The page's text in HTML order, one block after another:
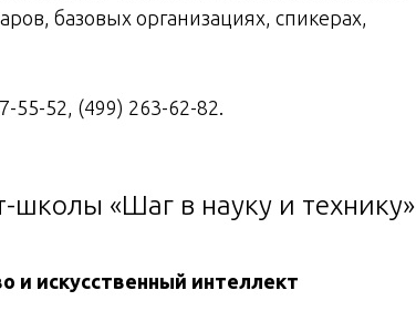
базовых организациях, спикерах,
52, (499) 263-62-82.
школы «Шаг в науку и технику»
и искусственный интеллект